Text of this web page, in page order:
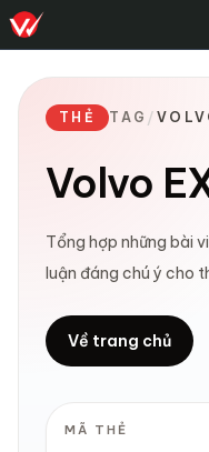
THẺ TAG /
Volvo
Tổng hợp những bài
luận đáng chú ý cho
Về trang chủ
MÃ THẺ